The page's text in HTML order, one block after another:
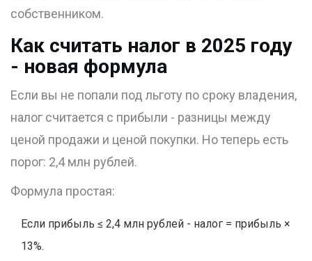
собственником.
Как считать налог в 2025 году
- новая формула
Если вы не попали под льготу по сроку владения,
налог считается с прибыли - разницы между
ценой продажи и ценой покупки. Но теперь есть
порог: 2,4 млн рублей.
Формула простая:
Если прибыль ≤ 2,4 млн рублей - налог = прибыль ×
13%.